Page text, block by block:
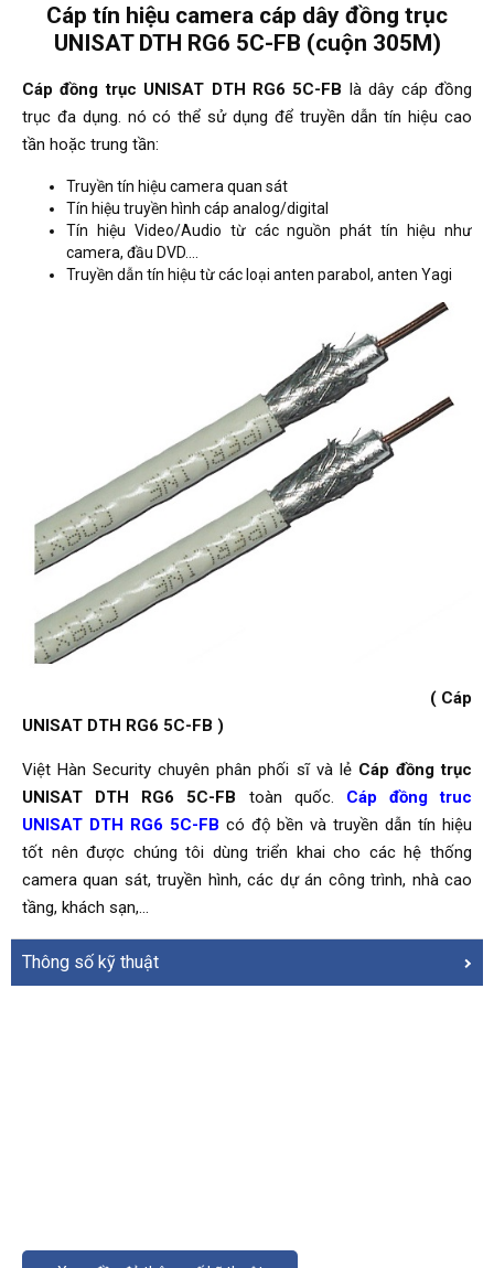
Cáp tín hiệu camera cáp dây đồng trục
UNISAT DTH RG6 5C-FB (cuộn 305M)
Cáp đồng trục UNISAT DTH RG6 5C-FB là dây cáp đồng
trục đa dụng. nó có thể sử dụng để truyền dẫn tín hiệu cao
tần hoặc trung tần:
Truyền tín hiệu camera quan sát
Tín hiệu truyền hình cáp analog/digital
Tín hiệu Video/Audio từ các nguồn phát tín hiệu như
camera, đầu DVD....
Truyền dẫn tín hiệu từ các loại anten parabol, anten Yagi
( Cáp
UNISAT DTH RG6 5C-FB )
Việt Hàn Security chuyên phân phối sĩ và lẻ Cáp đồng trục
UNISAT DTH RG6 5C-FB toàn quốc. Cáp đồng truc
UNISAT DTH RG6 5C-FB có độ bền và truyền dẫn tín hiệu
tốt nên được chúng tôi dùng triển khai cho các hệ thống
camera quan sát, truyền hình, các dự án công trình, nhà cao
tầng, khách sạn,...
Thông số kỹ thuật